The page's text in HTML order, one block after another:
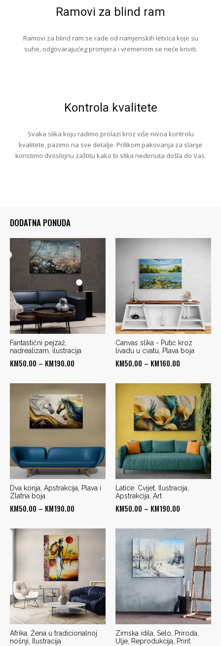
Ramovi za blind ram
Ramovi za blind ram se rade od namjenskih letvica koje su
suhe, odgovarajućeg promjera i vremenom se neće kriviti.
Kontrola kvalitete
Svaka slika koju radimo prolazi kroz više nivoa kontrolu
kvalitete, pazimo na sve detalje. Prilikom pakovanja za slanje
koristimo dvoslojnu zaštitu kako bi slika nedirnuta došla do Vas.
DODATNA PONUDA
Fantastični pejzaž,
nadrealizam, ilustracija
KM50.00 – KM190.00
through
KM190.00
Canvas slika - Putić kroz
livadu u cvatu, Plava boja
KM50.00 – KM160.00
KM50.00
through
KM160.00
Dva konja, Apstrakcija, Plava i
Zlatna boja
KM50.00 – KM190.00
KM50.00
through
KM190.00
Latice. Cvijet, Ilustracija,
Apstrakcija, Art
KM50.00 – KM190.00
through
KM190.00
Afrika, Žena u tradicionalnoj
nošnji, Ilustracija
Zimska idila, Selo, Priroda,
Ulje, Reprodukcija, Print